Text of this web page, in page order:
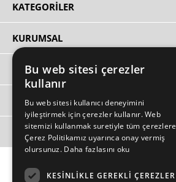
KATEGORILER
KURUMSAL
HIZLI ERIŞIM
ÜYE
MÜŞTERİ HİZMETLERİ
Bu web sitesi çerezler
kullanır
Bu web sitesi kullanıcı deneyimini
iyileştirmek için çerezler kullanır. Web
sitemizi kullanmak suretiyle tüm çerezlere
Çerez Politikamız uyarınca onay vermiş
olursunuz. Daha fazlasını oku
KESINLIKLE GEREKLI ÇEREZLER